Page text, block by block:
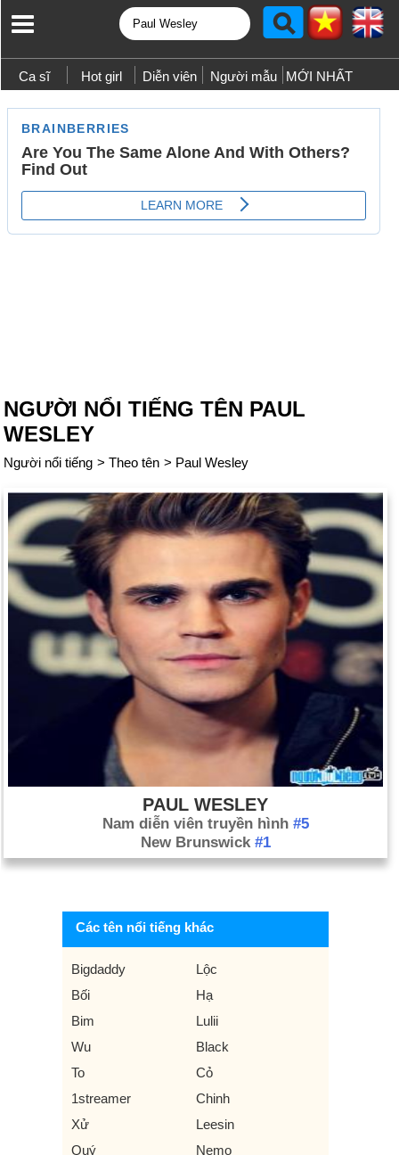
Ca sĩ Hot girl Diễn viên Người mẫu MỚI NHẤT
NGƯỜI NỔI TIẾNG TÊN PAUL
WESLEY
Người nổi tiếng > Theo tên > Paul Wesley
PAUL WESLEY
Nam diễn viên truyền hình #5
New Brunswick #1
Các tên nổi tiếng khác
Bigdaddy
Lộc
Bối
Hạ
Bim
Lulii
Wu
Black
To
Cỏ
1streamer
Chinh
Xử
Leesin
Quý
Nemo